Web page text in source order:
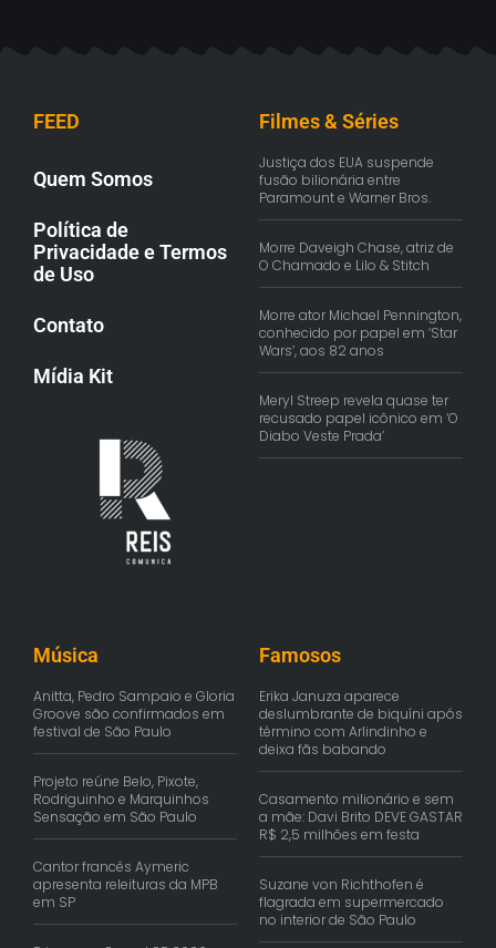
FEED
Quem Somos
Política de
Privacidade e Termos
de Uso
Contato
Mídia Kit
Filmes & Séries
Justiça dos EUA suspende
fusão bilionária entre
Paramount e Warner Bros.
Morre Daveigh Chase, atriz de
O Chamado e Lilo & Stitch
Morre ator Michael Pennington,
conhecido por papel em ‘Star
Wars’, aos 82 anos
Meryl Streep revela quase ter
recusado papel icônico em ‘O
Diabo Veste Prada’
Música
Anitta, Pedro Sampaio e Gloria
Groove são confirmados em
festival de São Paulo
Projeto reúne Belo, Pixote,
Rodriguinho e Marquinhos
Sensação em São Paulo
Cantor francês Aymeric
apresenta releituras da MPB
em SP
Famosos
Erika Januza aparece
deslumbrante de biquíni após
término com Arlindinho e
deixa fãs babando
Casamento milionário e sem
a mãe: Davi Brito DEVE GASTAR
R$ 2,5 milhões em festa
Suzane von Richthofen é
flagrada em supermercado
no interior de São Paulo